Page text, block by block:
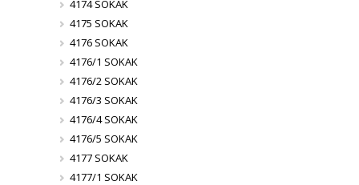
4174 SOKAK
4175 SOKAK
4176 SOKAK
4176/1 SOKAK
4176/2 SOKAK
4176/3 SOKAK
4176/4 SOKAK
4176/5 SOKAK
4177 SOKAK
4177/1 SOKAK